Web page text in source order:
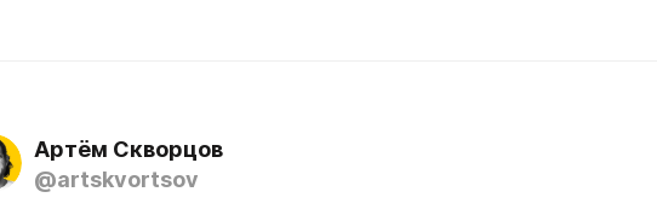
Артём Скворцов
@artskvortsov